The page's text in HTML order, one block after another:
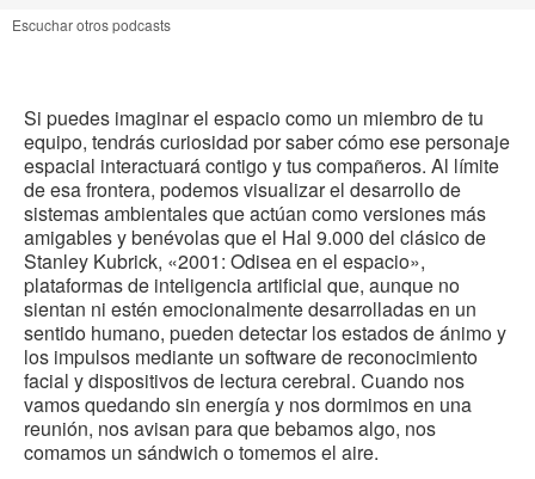
Escuchar otros podcasts
Si puedes imaginar el espacio como un miembro de tu
equipo, tendrás curiosidad por saber cómo ese personaje
espacial interactuará contigo y tus compañeros. Al límite
de esa frontera, podemos visualizar el desarrollo de
sistemas ambientales que actúan como versiones más
amigables y benévolas que el Hal 9.000 del clásico de
Stanley Kubrick, «2001: Odisea en el espacio»,
plataformas de inteligencia artificial que, aunque no
sientan ni estén emocionalmente desarrolladas en un
sentido humano, pueden detectar los estados de ánimo y
los impulsos mediante un software de reconocimiento
facial y dispositivos de lectura cerebral. Cuando nos
vamos quedando sin energía y nos dormimos en una
reunión, nos avisan para que bebamos algo, nos
comamos un sándwich o tomemos el aire.